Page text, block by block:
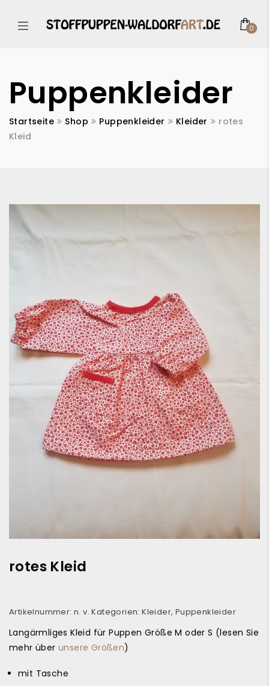
0
Puppenkleider
Startseite Shop Puppenkleider Kleider
rotes
Kleid
rotes Kleid
Artikelnummer:n. v. Kategorien:Kleider, Puppenkleider
Langärmliges Kleid für Puppen Größe M oder S (lesen Sie
mehr überunsere Größen)
mit Tasche